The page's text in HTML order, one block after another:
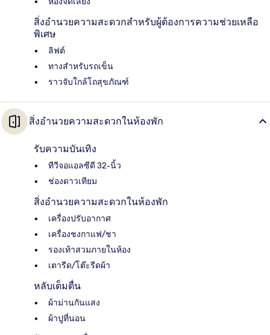
สิ่งอำนวยความสะดวกสำหรับผู้ต้องการความช่วยเหลือ
พิเศษ
ลิฟต์
ทางสำหรับรถเข็น
ราวจับใกล้โถสุขภัณฑ์
สิ่งอำนวยความสะดวกในห้องพัก
รับความบันเทิง
ทีวีจอแอลซีดี 32-นิ้ว
ช่องดาวเทียม
สิ่งอำนวยความสะดวกในห้องพัก
เครื่องปรับอากาศ
เครื่องชงกาแฟ/ชา
รองเท้าสวมภายในห้อง
เตารีด/โต๊ะรีดผ้า
หลับเต็มตื่น
ผ้าม่านกันแสง
ผ้าปูที่นอน